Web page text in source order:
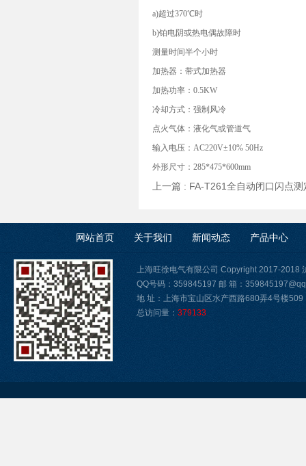
a)超过370℃时
b)铂电阴或热电偶故障时
测量时间半个小时
加热器：带式加热器
加热功率：0.5KW
冷却方式：强制风冷
点火气体：液化气或管道气
输入电压：AC220V±10% 50Hz
外形尺寸：285*475*600mm
上一篇 : FA-T261全自动闭口闪点测
网站首页 关于我们 新闻动态 产品中心
上海旺徐电气有限公司 Copyright 2017-2018
QQ号码：359845197 邮 箱：
地 址：上海市宝山区水产西路680弄4号楼509
总访问量： 379133